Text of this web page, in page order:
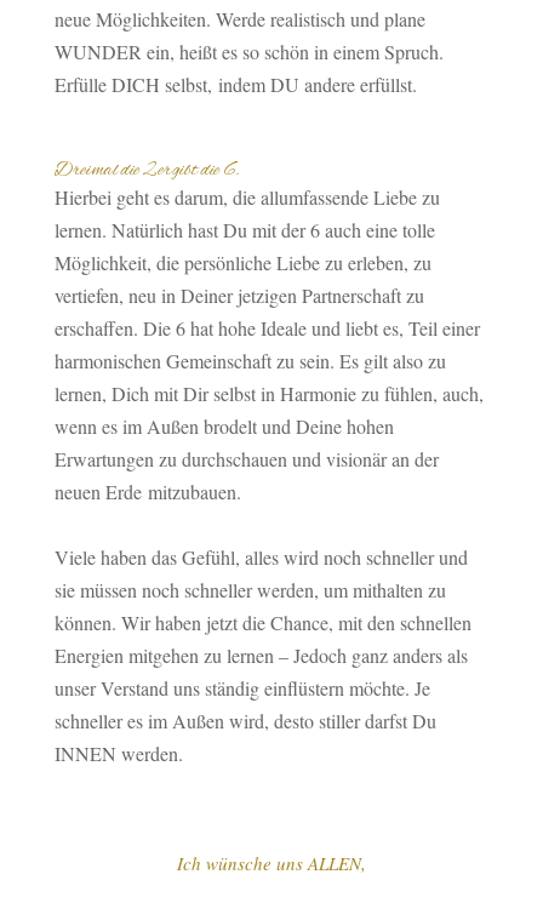
neue Möglichkeiten. Werde realistisch und plane
WUNDER ein, heißt es so schön in einem Spruch.
Erfülle DICH selbst, indem DU andere erfüllst.
Dreimal die 2 ergibt die 6.
Hierbei geht es darum, die allumfassende Liebe zu
lernen. Natürlich hast Du mit der 6 auch eine tolle
Möglichkeit, die persönliche Liebe zu erleben, zu
vertiefen, neu in Deiner jetzigen Partnerschaft zu
erschaffen. Die 6 hat hohe Ideale und liebt es, Teil einer
harmonischen Gemeinschaft zu sein. Es gilt also zu
lernen, Dich mit Dir selbst in Harmonie zu fühlen, auch,
wenn es im Außen brodelt und Deine hohen
Erwartungen zu durchschauen und visionär an der
neuen Erde mitzubauen.
Viele haben das Gefühl, alles wird noch schneller und
sie müssen noch schneller werden, um mithalten zu
können. Wir haben jetzt die Chance, mit den schnellen
Energien mitgehen zu lernen– Jedoch ganz anders als
unser Verstand uns ständig einflüstern möchte. Je
schneller es im Außen wird, desto stiller darfst Du
INNEN werden.
Ich wünsche uns ALLEN,